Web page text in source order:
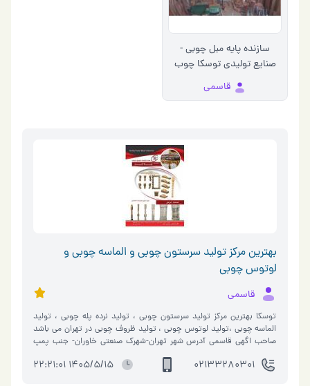
سازنده پایه مبل چوبی -
صنایع تولیدی توسکا چوب
قاسمی
بهترین مرکز تولید سرستون چوبی و الماسه چوبی و
لوتوس چوبی
قاسمی
توسکا بهترین مرکز تولید سرستون چوبی ، تولید نرده پله چوبی ، تولید
الماسه چوبی ،تولید لوتوس چوبی ، تولید ظروف چوبی در تهران می باشد
صاحب اگهی قاسمی آدرس شهر تهران-شهرک صنعتی خاوران- جنب پمپ
چوبی توسکا منبت(قاسمی) تلفن 02133280301 موبایل
02133280301
1405/5/15 22:21:01